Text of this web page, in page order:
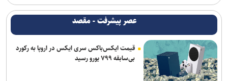
ترافیک سنگین در جاده چالوس/ جاده‌های شمالی بدون مداخلات جوی و
سایر محورها روان است
پایش شبانه روزی تهویه قطار‌ها و ایستگاه‌های مترو/ پیش‌بینی هوشمند
تهویه در قطار‌های جدید
واکنش پلیس به فیک نیوزها و بازنشرِ ویدئوهایِ تکراری
عصر پیشرفت - مقصد
قیمت ایکس‌باکس سری ایکس در اروپا به رکورد
بی‌سابقه ۷۹۹ یورو رسید